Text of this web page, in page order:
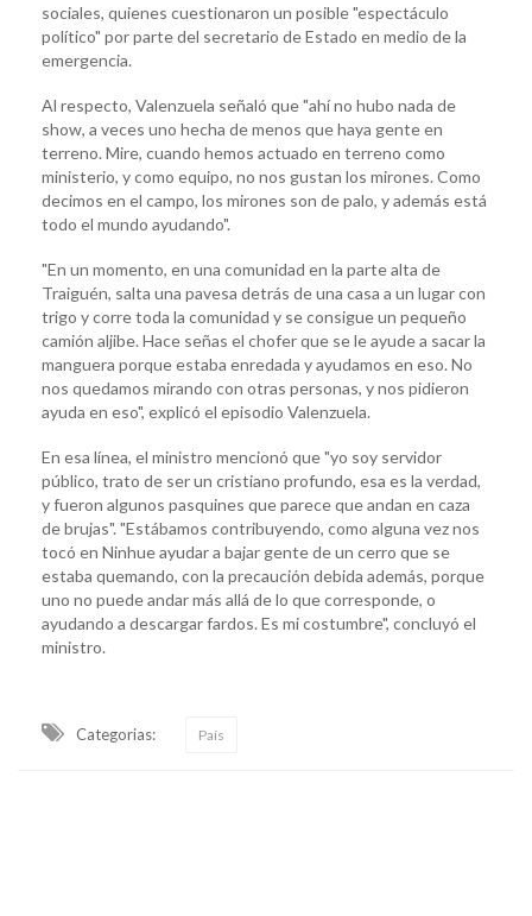
sociales, quienes cuestionaron un posible "espectáculo
político" por parte del secretario de Estado en medio de la
emergencia.
Al respecto, Valenzuela señaló que "ahí no hubo nada de
show, a veces uno hecha de menos que haya gente en
terreno. Mire, cuando hemos actuado en terreno como
ministerio, y como equipo, no nos gustan los mirones. Como
decimos en el campo, los mirones son de palo, y además está
todo el mundo ayudando".
"En un momento, en una comunidad en la parte alta de
Traiguén, salta una pavesa detrás de una casa a un lugar con
trigo y corre toda la comunidad y se consigue un pequeño
camión aljibe. Hace señas el chofer que se le ayude a sacar la
manguera porque estaba enredada y ayudamos en eso. No
nos quedamos mirando con otras personas, y nos pidieron
ayuda en eso", explicó el episodio Valenzuela.
En esa línea, el ministro mencionó que "yo soy servidor
público, trato de ser un cristiano profundo, esa es la verdad,
y fueron algunos pasquines que parece que andan en caza
de brujas". "Estábamos contribuyendo, como alguna vez nos
tocó en Ninhue ayudar a bajar gente de un cerro que se
estaba quemando, con la precaución debida además, porque
uno no puede andar más allá de lo que corresponde, o
ayudando a descargar fardos. Es mi costumbre", concluyó el
ministro.
Categorias: País